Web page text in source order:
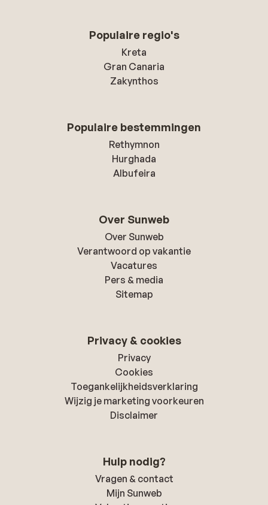
Populaire regio's
Kreta
Gran Canaria
Zakynthos
Populaire bestemmingen
Rethymnon
Hurghada
Albufeira
Over Sunweb
Over Sunweb
Verantwoord op vakantie
Vacatures
Pers & media
Sitemap
Privacy & cookies
Privacy
Cookies
Toegankelijkheidsverklaring
Wijzig je marketing voorkeuren
Disclaimer
Hulp nodig?
Vragen & contact
Mijn Sunweb